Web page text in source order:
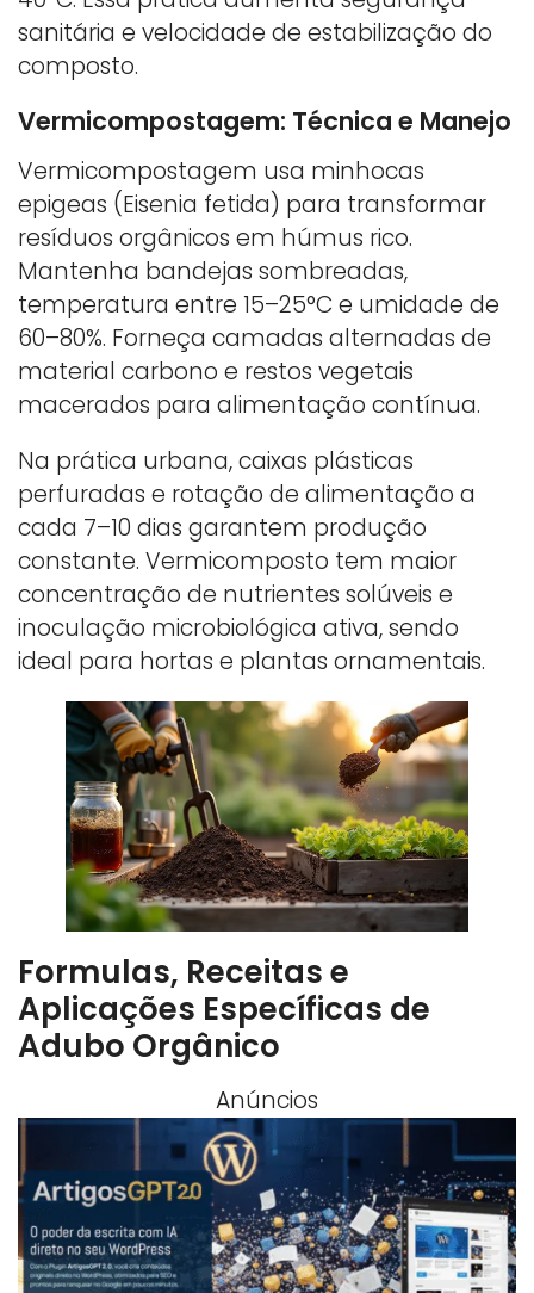
sanitária e velocidade de estabilização do
composto.
Vermicompostagem: Técnica e Manejo
Vermicompostagem usa minhocas
epigeas (Eisenia fetida) para transformar
resíduos orgânicos em húmus rico.
Mantenha bandejas sombreadas,
temperatura entre 15–25°C e umidade de
60–80%. Forneça camadas alternadas de
material carbono e restos vegetais
macerados para alimentação contínua.
Na prática urbana, caixas plásticas
perfuradas e rotação de alimentação a
cada 7–10 dias garantem produção
constante. Vermicomposto tem maior
concentração de nutrientes solúveis e
inoculação microbiológica ativa, sendo
ideal para hortas e plantas ornamentais.
Formulas, Receitas e
Aplicações Específicas de
Adubo Orgânico
Anúncios